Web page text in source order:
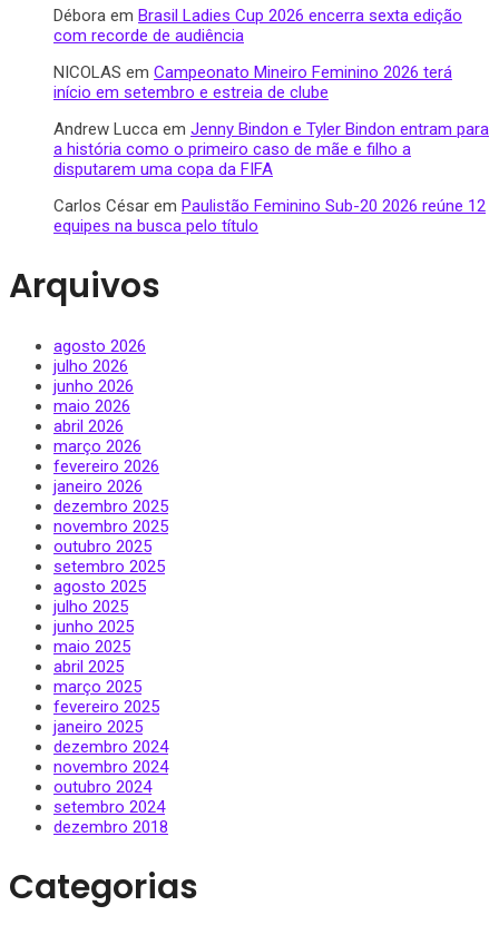
Débora em Brasil Ladies Cup 2026 encerra sexta edição
com recorde de audiência
NICOLAS em Campeonato Mineiro Feminino 2026 terá
início em setembro e estreia de clube
Andrew Lucca em Jenny Bindon e Tyler Bindon entram para
a história como o primeiro caso de mãe e filho a
disputarem uma copa da FIFA
Carlos César em Paulistão Feminino Sub-20 2026 reúne 12
equipes na busca pelo título
Arquivos
agosto 2026
julho 2026
junho 2026
maio 2026
abril 2026
março 2026
fevereiro 2026
janeiro 2026
dezembro 2025
novembro 2025
outubro 2025
setembro 2025
agosto 2025
julho 2025
junho 2025
maio 2025
abril 2025
março 2025
fevereiro 2025
janeiro 2025
dezembro 2024
novembro 2024
outubro 2024
setembro 2024
dezembro 2018
Categorias